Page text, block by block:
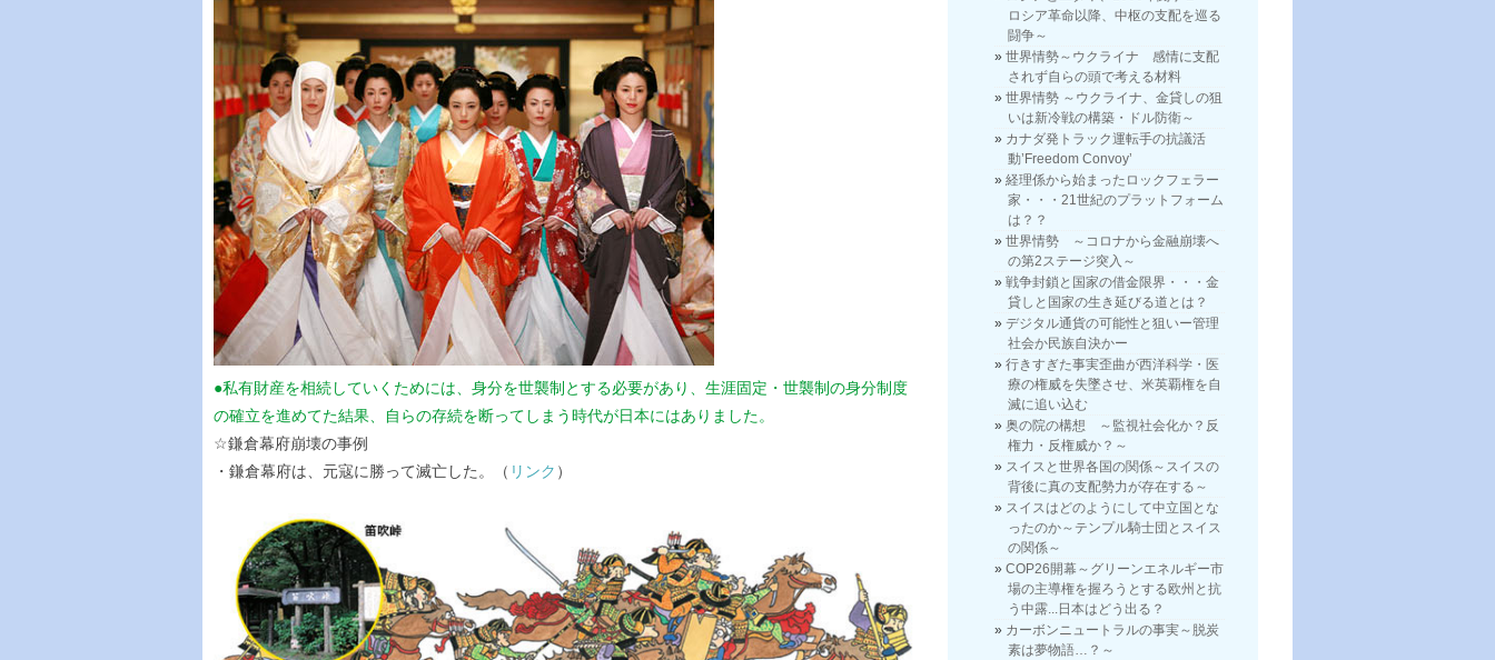
●私有財産を相続していくためには、身分を世襲制とする必要があり、生涯固定・世襲制の身分制度
の確立を進めてた結果、自らの存続を断ってしまう時代が日本にはありました。
☆鎌倉幕府崩壊の事例
・鎌倉幕府は、元寇に勝って滅亡した。（ リンク ）
ロシア革命以降、中枢の支配を巡る
闘争～
世界情勢～ウクライナ 感情に支配
されず自らの頭で考える材料
世界情勢 ～ウクライナ、金貸しの狙
いは新冷戦の構築・ドル防衛～
カナダ発トラック運転手の抗議活
動’Freedom Convoy’
経理係から始まったロックフェラー
家・・・21世紀のプラットフォーム
は？？
世界情勢 ～コロナから金融崩壊へ
の第2ステージ突入～
戦争封鎖と国家の借金限界・・・金
貸しと国家の生き延びる道とは？
デジタル通貨の可能性と狙いー管理
社会か民族自決かー
行きすぎた事実歪曲が西洋科学・医
療の権威を失墜させ、米英覇権を自
滅に追い込む
奥の院の構想 ～監視社会化か？反
権力・反権威か？～
スイスと世界各国の関係～スイスの
背後に真の支配勢力が存在する～
スイスはどのようにして中立国とな
ったのか～テンプル騎士団とスイス
の関係～
COP26開幕～グリーンエネルギー市
場の主導権を握ろうとする欧州と抗
う中露...日本はどう出る？
カーボンニュートラルの事実～脱炭
素は夢物語…？～